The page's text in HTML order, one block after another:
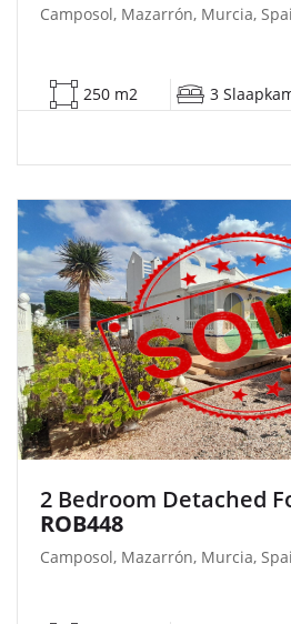
Camposol, Mazarrón, Murcia,
250 m2 3
2 Bedroom Detached
ROB448
Camposol, Mazarrón, Murcia,